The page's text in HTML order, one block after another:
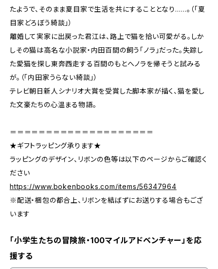
たようで、そのまま夏目家で生活を共にすることとなり……。（「夏
目家どろぼう綺談」）
離婚して実家に出戻った君江は、路上で猫を拾い可愛がる。しか
しその猫は高名な小説家・内田百間の飼う「ノラ」だった。失踪し
た愛猫を探し東奔西走する百間のもとへノラを帰そうと試みる
が。（「内田家うらない綺談」）
テレビ朝日新人シナリオ大賞を受賞した脚本家が描く、猫を愛し
た文豪たちの心温まる物語。
＝＝＝＝＝＝＝＝＝＝＝＝＝＝＝＝＝＝＝＝
★ギフトラッピング承ります★
ラッピングのデザイン、リボンの色等は以下のページからご確認く
ださい
https://www.bokenbooks.com/items/56347964
※配送・梱包の都合上、リボンを結ばずにお送りする場合もござ
います
「小学生たちの冒険旅・100マイルアドベンチャー」を応
援する